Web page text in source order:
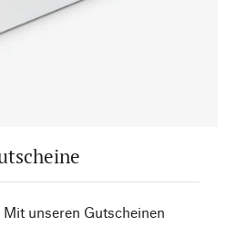
unseren Gutscheinen